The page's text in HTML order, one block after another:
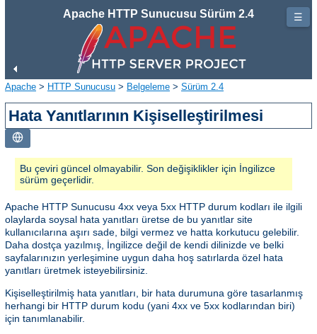
Apache HTTP Sunucusu Sürüm 2.4
Apache > HTTP Sunucusu > Belgeleme > Sürüm 2.4
Hata Yanıtlarının Kişiselleştirilmesi
Bu çeviri güncel olmayabilir. Son değişiklikler için İngilizce
sürüm geçerlidir.
Apache HTTP Sunucusu 4xx veya 5xx HTTP durum kodları ile ilgili
olaylarda soysal hata yanıtları üretse de bu yanıtlar site
kullanıcılarına aşırı sade, bilgi vermez ve hatta korkutucu gelebilir.
Daha dostça yazılmış, İngilizce değil de kendi dilinizde ve belki
sayfalarınızın yerleşimine uygun daha hoş satırlarda özel hata
yanıtları üretmek isteyebilirsiniz.
Kişiselleştirilmiş hata yanıtları, bir hata durumuna göre tasarlanmış
herhangi bir HTTP durum kodu (yani 4xx ve 5xx kodlarından biri)
için tanımlanabilir.
☰